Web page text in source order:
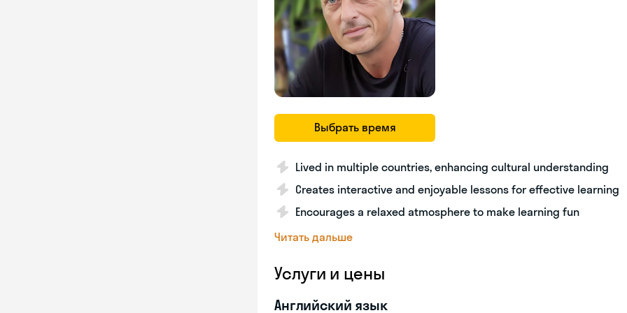
Выбрать время
Lived in multiple countries, enhancing cultural understanding
Creates interactive and enjoyable lessons for effective learning
Encourages a relaxed atmosphere to make learning fun
Читать дальше
Услуги и цены
Английский язык